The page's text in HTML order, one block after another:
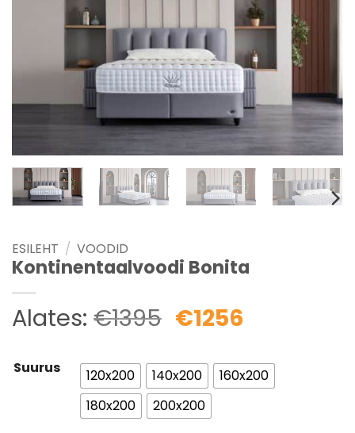
ESILEHT / VOODID
Kontinentaalvoodi Bonita
Alates: €1395 €1256
Suurus 120x200 140x200
160x200
180x200
200x200